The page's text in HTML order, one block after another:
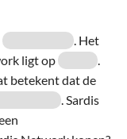
. Het
ligt op
.
betekent dat de
. Sardis